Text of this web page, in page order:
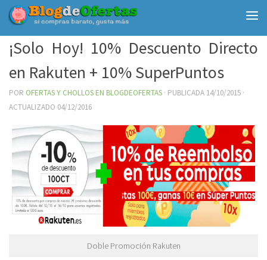
Debajo del contenido
¡Solo Hoy! 10% Descuento Directo
en Rakuten + 10% SuperPuntos
POR OFERTAS Y CHOLLOS EN BLOGDEOFERTAS · PUBLICADA 14/10/2015 ·
ACTUALIZADO 04/12/2016
Doble Promoción Rakuten